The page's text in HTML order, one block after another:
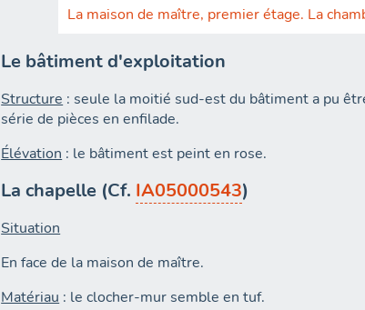
La maison de maître, premier étage. La
Le bâtiment d'exploitation
Structure : seule la moitié sud-est du bâtiment a pu
série de pièces en enfilade.
Élévation : le bâtiment est peint en rose.
La chapelle (Cf. IA05000543)
Situation
En face de la maison de maître.
Matériau : le clocher-mur semble en tuf.